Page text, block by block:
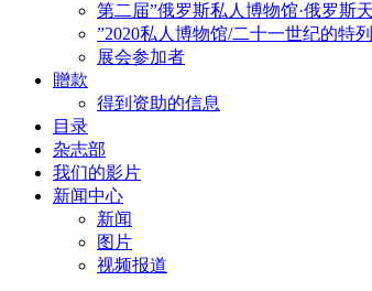
第二届”俄罗斯私人博物馆·俄罗斯
”2020私人博物馆/二十一世纪的特
展会参加者
贈款
得到资助的信息
目录
杂志部
我们的影片
新闻中心
新闻
图片
视频报道